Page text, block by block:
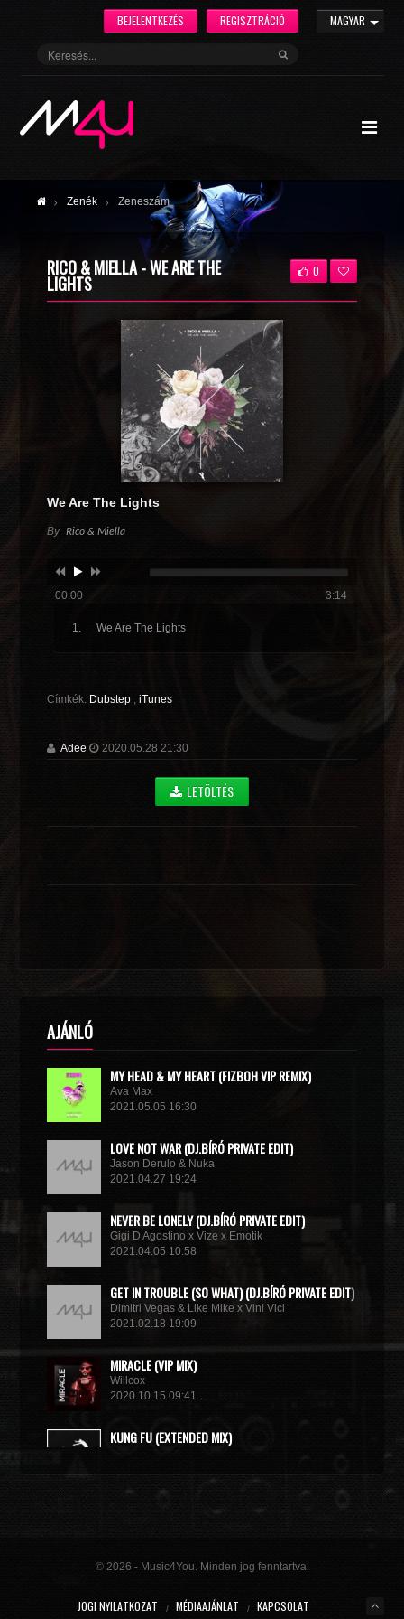
MAGYAR
REGISZTRÁCIÓ
BEJELENTKEZÉS
Zenék Zeneszám
RICO & MIELLA - WE ARE THE
LIGHTS
0
We Are The Lights
By Rico & Miella
00:00 3:14
We Are The Lights
Címkék: Dubstep ,iTunes
Adee 2020.05.28 21:30
LETÖLTÉS
AJÁNLÓ
MY HEAD & MY HEART (FIZBOH VIP REMIX)
Ava Max
2021.05.05 16:30
LOVE NOT WAR (DJ.BÍRÓ PRIVATE EDIT)
Jason Derulo & Nuka
2021.04.27 19:24
NEVER BE LONELY (DJ.BÍRÓ PRIVATE EDIT)
Gigi D Agostino x Vize x Emotik
2021.04.05 10:58
GET IN TROUBLE (SO WHAT) (DJ.BÍRÓ PRIVATE EDIT)
Dimitri Vegas & Like Mike x Vini Vici
2021.02.18 19:09
MIRACLE (VIP MIX)
Willcox
2020.10.15 09:41
KUNG FU (EXTENDED MIX)
© 2026 - Music4You. Minden jog fenntartva.
JOGI NYILATKOZAT MÉDIAAJÁNLAT KAPCSOLAT